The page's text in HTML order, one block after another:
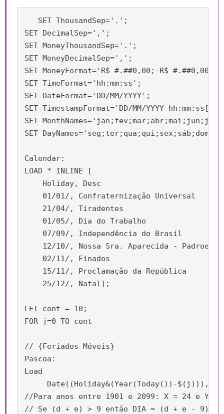
SET ThousandSep='.';
SET DecimalSep=',';
SET MoneyThousandSep='.';
SET MoneyDecimalSep=',';
SET MoneyFormat='R$ #.##0,00;-R$ #.##0,00';
SET TimeFormat='hh:mm:ss';
SET DateFormat='DD/MM/YYYY';
SET TimestampFormat='DD/MM/YYYY
SET
SET DayNames='seg;ter;qua;qui;sex;sáb;dom';
Calendar:
LOAD * INLINE [
Holiday, Desc
01/01/, Confraternização Universal
21/04/, Tiradentes
01/05/, Dia do Trabalho
07/09/, Independência do Brasil
12/10/, Nossa Sra. Aparecida -
02/11/, Finados
15/11/, Proclamação da República
25/12/, Natal];
LET cont = 10;
FOR j=0 TO cont
// {Feriados Móveis}
Pascoa:
Load
Date((Holiday&(Year(Today())-$(j))),'DD/
//Para anos entre 1901 e 2099: X = 24 e Y =
// Se (d + e) > 9 então DIA = (d + e - 9) e